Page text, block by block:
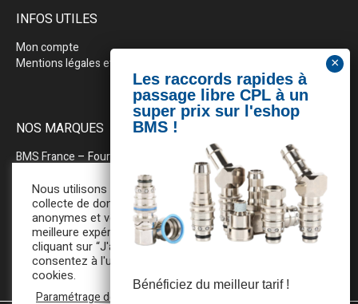
INFOS UTILES
Mon compte
Mentions légales et politique de confidentialité
NOS MARQUES
BMS France – Fournitures industrielles pour la plasturgie
BEWEPLAST– Machines & pérhiphériques
PRODOPTIM– Table d’entretien pour moules d’injection
Nous utilisons des cookies pour la
collecte de données statistiques
anonymes et vous assurer une
meilleure expérience de navigation. En
cliquant sur “J'accepte”, vous
consentez à l'utilisation de tous ces
cookies.
Paramétrage des cookies
Bénéficiez du meilleur tarif !